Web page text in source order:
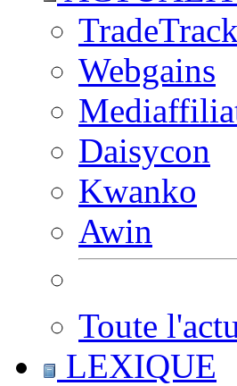
Webgains
Daisycon
Kwanko
Awin
Toute
LEXIQUE